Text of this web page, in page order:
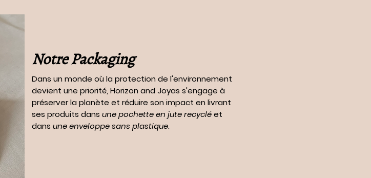
Notre Packaging
Dans un monde où la protection de l'environnement
devient une priorité, Horizon and Joyas s'engage à
préserver la planète et réduire son impact en livrant
ses produits dans une pochette en jute recycléet
dans une enveloppe sans plastique.